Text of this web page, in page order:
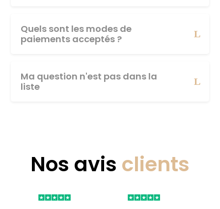
Quels sont les modes de
paiements acceptés ?
Ma question n'est pas dans la
liste
Nos avis clients